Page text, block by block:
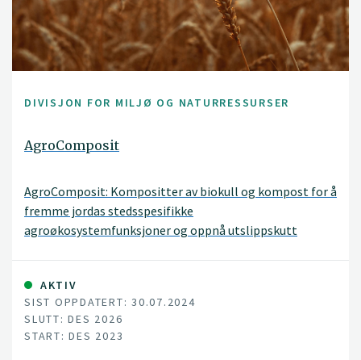
DIVISJON FOR MILJØ OG NATURRESSURSER
AgroComposit
AgroComposit: Kompositter av biokull og kompost for å
fremme jordas stedsspesifikke
agroøkosystemfunksjoner og oppnå utslippskutt
AKTIV
SIST OPPDATERT: 30.07.2024
SLUTT: DES 2026
START: DES 2023